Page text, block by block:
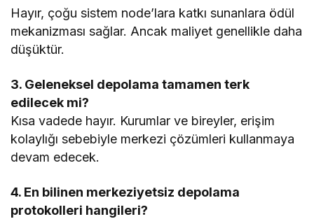
Hayır, çoğu sistem node’lara katkı sunanlara ödül
mekanizması sağlar. Ancak maliyet genellikle daha
düşüktür.
3. Geleneksel depolama tamamen terk
edilecek mi?
Kısa vadede hayır. Kurumlar ve bireyler, erişim
kolaylığı sebebiyle merkezi çözümleri kullanmaya
devam edecek.
4. En bilinen merkeziyetsiz depolama
protokolleri hangileri?